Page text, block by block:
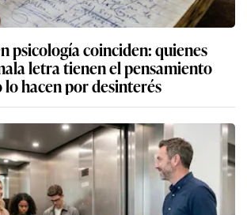
psicología coinciden: quienes
letra tienen el pensamiento
hacen por desinterés